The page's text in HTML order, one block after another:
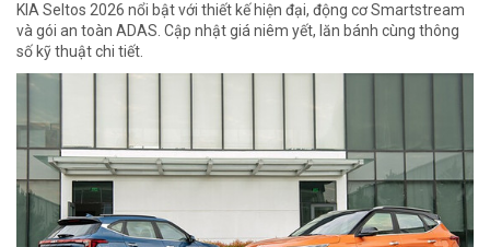
KIA Seltos 2026 nổi bật với thiết kế hiện đại, động cơ Smartstream
và gói an toàn ADAS. Cập nhật giá niêm yết, lăn bánh cùng thông
số kỹ thuật chi tiết.